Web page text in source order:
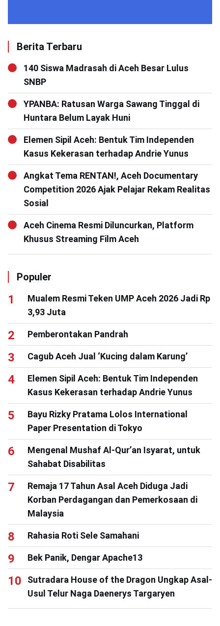
Berita Terbaru
140 Siswa Madrasah di Aceh Besar Lulus
SNBP
YPANBA: Ratusan Warga Sawang Tinggal di
Huntara Belum Layak Huni
Elemen Sipil Aceh: Bentuk Tim Independen
Kasus Kekerasan terhadap Andrie Yunus
Angkat Tema RENTAN!, Aceh Documentary
Competition 2026 Ajak Pelajar Rekam Realitas
Sosial
Aceh Cinema Resmi Diluncurkan, Platform
Khusus Streaming Film Aceh
Populer
Mualem Resmi Teken UMP Aceh 2026 Jadi Rp
3,93 Juta
Pemberontakan Pandrah
Cagub Aceh Jual ‘Kucing dalam Karung’
Elemen Sipil Aceh: Bentuk Tim Independen
Kasus Kekerasan terhadap Andrie Yunus
Bayu Rizky Pratama Lolos International
Paper Presentation di Tokyo
Mengenal Mushaf Al-Qur’an Isyarat, untuk
Sahabat Disabilitas
Remaja 17 Tahun Asal Aceh Diduga Jadi
Korban Perdagangan dan Pemerkosaan di
Malaysia
Rahasia Roti Sele Samahani
Bek Panik, Dengar Apache13
Sutradara House of the Dragon Ungkap Asal-
Usul Telur Naga Daenerys Targaryen